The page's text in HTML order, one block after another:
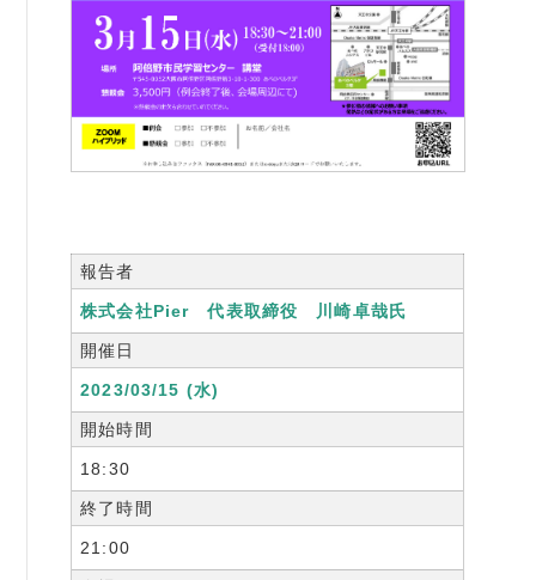
ニュース
FAX: 06-6941-8352
大阪市中央区農人橋2丁目-1-30 谷町八木ビル4F
報告者
株式会社Pier 代表取締役 川崎卓哉氏
開催日
2023/03/15 (水)
開始時間
18:30
終了時間
21:00